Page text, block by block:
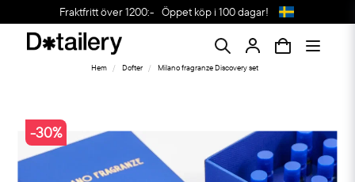
Fraktfritt över 1200:- Öppet köp i 100 dagar!
Hem Dofter Milano fragranze Discovery set
-30%